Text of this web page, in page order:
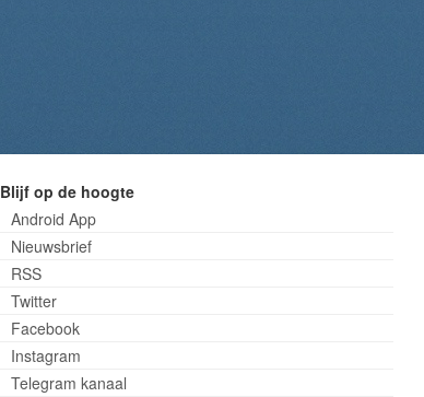
Blijf op de hoogte
Android App
Nieuwsbrief
RSS
Twitter
Facebook
Instagram
Telegram kanaal